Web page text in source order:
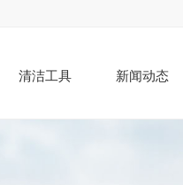
清洁工具 新闻动态